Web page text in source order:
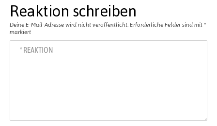
Reaktion schreiben
Deine E-Mail-Adresse wird nicht veröffentlicht. Erforderliche Felder sind mit *
markiert